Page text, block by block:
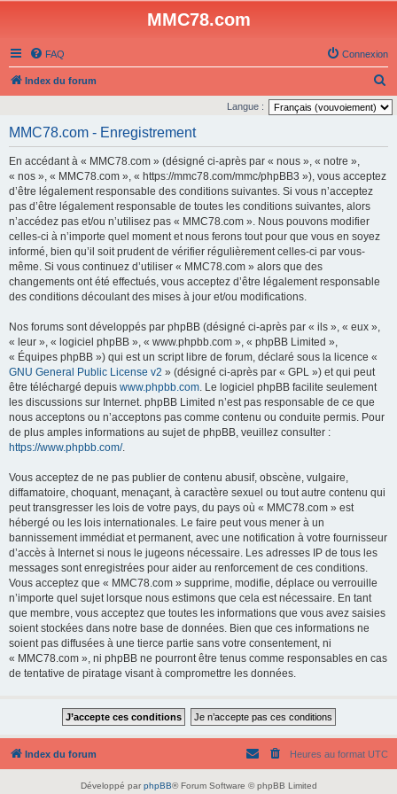
MMC78.com
FAQ Connexion
Index du forum
e
Langue :
MMC78.com - Enregistrement
En accédant à « MMC78.com » (désigné ci-après par « nous », « notre »,
« nos », « MMC78.com », « https://mmc78.com/mmc/phpBB3 »), vous acceptez
d’être légalement responsable des conditions suivantes. Si vous n’acceptez
pas d’être légalement responsable de toutes les conditions suivantes, alors
n’accédez pas et/ou n’utilisez pas « MMC78.com ». Nous pouvons modifier
celles-ci à n’importe quel moment et nous ferons tout pour que vous en soyez
informé, bien qu’il soit prudent de vérifier régulièrement celles-ci par vous-
même. Si vous continuez d’utiliser « MMC78.com » alors que des
changements ont été effectués, vous acceptez d’être légalement responsable
des conditions découlant des mises à jour et/ou modifications.
Nos forums sont développés par phpBB (désigné ci-après par « ils », « eux »,
« leur », « logiciel phpBB », « www.phpbb.com », « phpBB Limited »,
« Équipes phpBB ») qui est un script libre de forum, déclaré sous la licence «
GNU General Public License v2 » (désigné ci-après par « GPL ») et qui peut
être téléchargé depuis www.phpbb.com. Le logiciel phpBB facilite seulement
les discussions sur Internet. phpBB Limited n’est pas responsable de ce que
nous acceptons ou n’acceptons pas comme contenu ou conduite permis. Pour
de plus amples informations au sujet de phpBB, veuillez consulter :
https://www.phpbb.com/.
Vous acceptez de ne pas publier de contenu abusif, obscène, vulgaire,
diffamatoire, choquant, menaçant, à caractère sexuel ou tout autre contenu qui
peut transgresser les lois de votre pays, du pays où « MMC78.com » est
hébergé ou les lois internationales. Le faire peut vous mener à un
bannissement immédiat et permanent, avec une notification à votre fournisseur
d’accès à Internet si nous le jugeons nécessaire. Les adresses IP de tous les
messages sont enregistrées pour aider au renforcement de ces conditions.
Vous acceptez que « MMC78.com » supprime, modifie, déplace ou verrouille
n’importe quel sujet lorsque nous estimons que cela est nécessaire. En tant
que membre, vous acceptez que toutes les informations que vous avez saisies
soient stockées dans notre base de données. Bien que ces informations ne
soient pas diffusées à une tierce partie sans votre consentement, ni
« MMC78.com », ni phpBB ne pourront être tenus comme responsables en cas
de tentative de piratage visant à compromettre les données.
Index du forum Heures au format UTC
Développé par phpBB® Forum Software © phpBB Limited